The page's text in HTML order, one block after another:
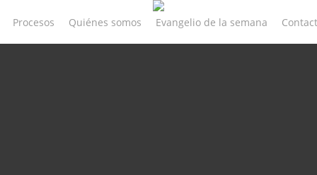
Procesos Quiénes somos Evangelio de la semana